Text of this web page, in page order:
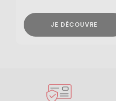
JE DÉCOUVRE